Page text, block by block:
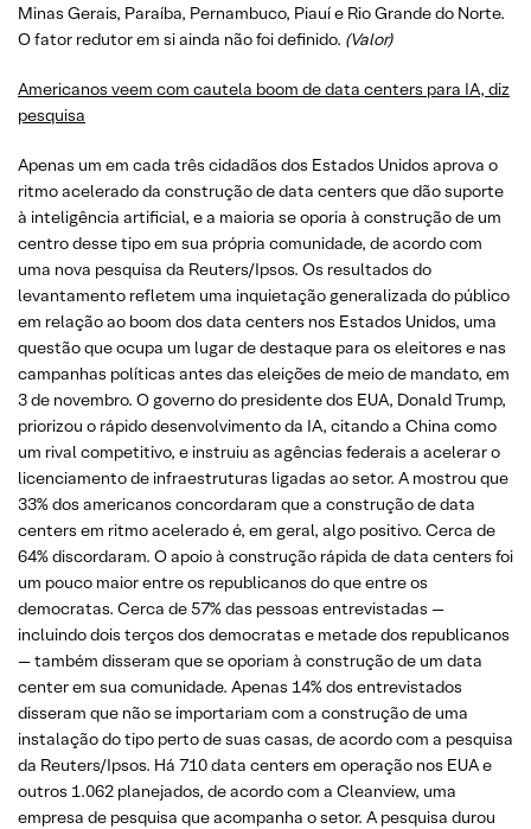
Minas Gerais, Paraíba, Pernambuco, Piauí e Rio Grande do Norte.
O fator redutor em si ainda não foi definido. (Valor)
Americanos veem com cautela boom de data centers para IA, diz
pesquisa
Apenas um em cada três cidadãos dos Estados Unidos aprova o
ritmo acelerado da construção de data centers que dão suporte
à inteligência artificial, e a maioria se oporia à construção de um
centro desse tipo em sua própria comunidade, de acordo com
uma nova pesquisa da Reuters/Ipsos. Os resultados do
levantamento refletem uma inquietação generalizada do público
em relação ao boom dos data centers nos Estados Unidos, uma
questão que ocupa um lugar de destaque para os eleitores e nas
campanhas políticas antes das eleições de meio de mandato, em
3 de novembro. O governo do presidente dos EUA, Donald Trump,
priorizou o rápido desenvolvimento da IA, citando a China como
um rival competitivo, e instruiu as agências federais a acelerar o
licenciamento de infraestruturas ligadas ao setor. A mostrou que
33% dos americanos concordaram que a construção de data
centers em ritmo acelerado é, em geral, algo positivo. Cerca de
64% discordaram. O apoio à construção rápida de data centers foi
um pouco maior entre os republicanos do que entre os
democratas. Cerca de 57% das pessoas entrevistadas —
incluindo dois terços dos democratas e metade dos republicanos
— também disseram que se oporiam à construção de um data
center em sua comunidade. Apenas 14% dos entrevistados
disseram que não se importariam com a construção de uma
instalação do tipo perto de suas casas, de acordo com a pesquisa
da Reuters/Ipsos. Há 710 data centers em operação nos EUA e
outros 1.062 planejados, de acordo com a Cleanview, uma
empresa de pesquisa que acompanha o setor. A pesquisa durou